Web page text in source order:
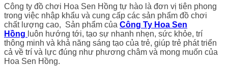
Công ty đồ chơi Hoa Sen Hồng tự hào là đơn vị tiên phong
trong việc nhập khẩu và cung cấp các sản phẩm đồ chơi
chất lượng cao, Sản phẩm của Công Ty Hoa Sen
Hồng luôn hướng tới, tạo sự nhanh nhẹn, sức khỏe, trí
thông minh và khả năng sáng tạo của trẻ, giúp trẻ phát triển
cả về trí và lực đúng như phương châm và mong muốn của
Hoa Sen Hồng.